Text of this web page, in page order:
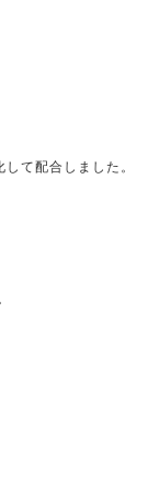
て配合しました。